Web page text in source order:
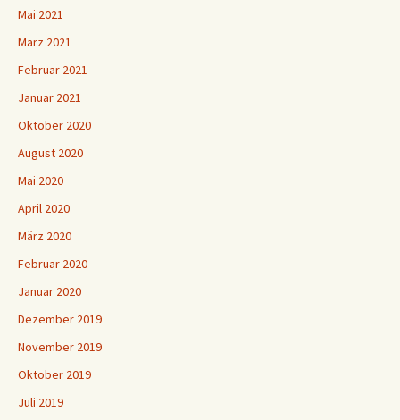
Mai 2021
März 2021
Februar 2021
Januar 2021
Oktober 2020
August 2020
Mai 2020
April 2020
März 2020
Februar 2020
Januar 2020
Dezember 2019
November 2019
Oktober 2019
Juli 2019